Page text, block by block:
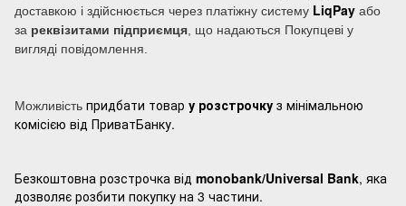
доставкою і здійснюється через платіжну систему LiqPay або
за реквізитами підприємця , що надаються Покупцеві у
вигляді повідомлення.
Можливість придбати товар у розстрочку з мінімальною
комісією від ПриватБанку.
Безкоштовна розстрочка від monobank/Universal Bank, яка
дозволяє розбити покупку на 3 частини.